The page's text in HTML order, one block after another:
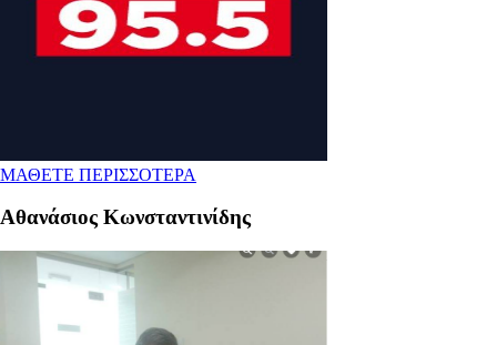
ΜΑΘΕΤΕ ΠΕΡΙΣΣΟΤΕΡΑ
Αθανάσιος Κωνσταντινίδης